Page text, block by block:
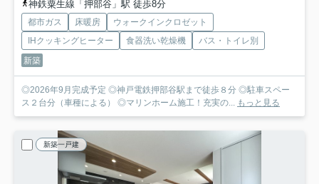
神鉄粟生線「押部谷」駅 徒歩8分
都市ガス 床暖房
ウォークインクロゼット
IHクッキングヒーター
食器洗い乾燥機
バス・トイレ別
新築
◎2026年9月完成予定 ◎神戸電鉄押部谷駅まで徒歩８分 ◎駐車スペー
ス２台分（車種による） ◎マリンホーム施工！充実の...
もっと見る
新築一戸建